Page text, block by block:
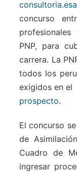
concurso
PNP, para
carrera. La
todos los
exigidos en el
prospecto.
El concurso
de
Cuadro de
ingresar